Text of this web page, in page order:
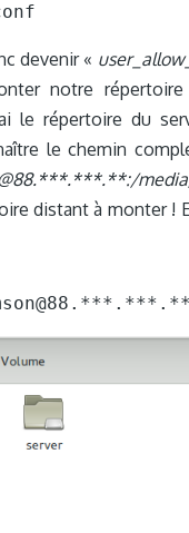
devenir «
notre
le répertoire du
le chemin
distant à monter !